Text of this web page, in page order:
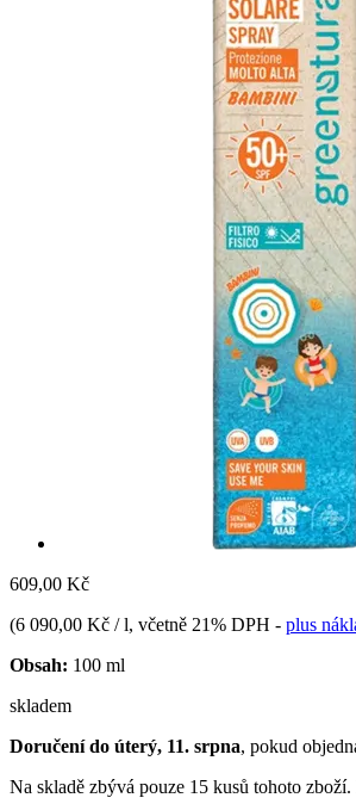
609,00 Kč
(6 090,00 Kč / l, včetně 21% DPH - plus
Obsah: 100 ml
skladem
Doručení do úterý, 11. srpna, pokud
Na skladě zbývá pouze 15 kusů tohoto